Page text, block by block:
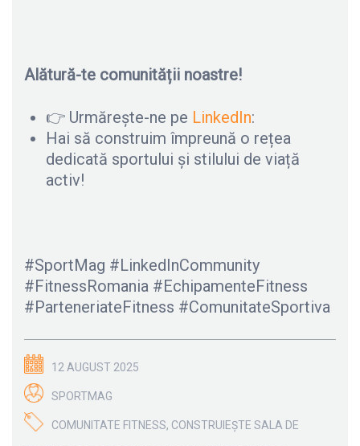
Alătură-te comunității noastre!
👉 Urmărește-ne pe LinkedIn:
Hai să construim împreună o rețea
dedicată sportului și stilului de viață
activ!
#SportMag #LinkedInCommunity
#FitnessRomania #EchipamenteFitness
#ParteneriateFitness #ComunitateSportiva
12 AUGUST 2025
SPORTMAG
COMUNITATE FITNESS, CONSTRUIEȘTE SALA DE